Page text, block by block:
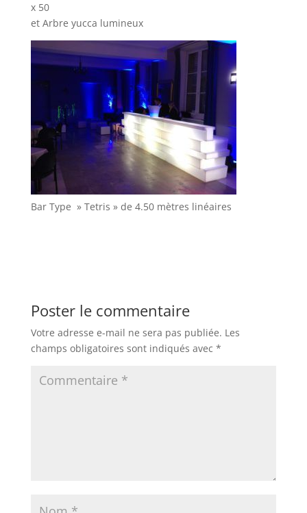
x 50
et Arbre yucca lumineux
Bar Type » Tetris » de 4.50 mètres linéaires
Poster le commentaire
Votre adresse e-mail ne sera pas publiée. Les
champs obligatoires sont indiqués avec *